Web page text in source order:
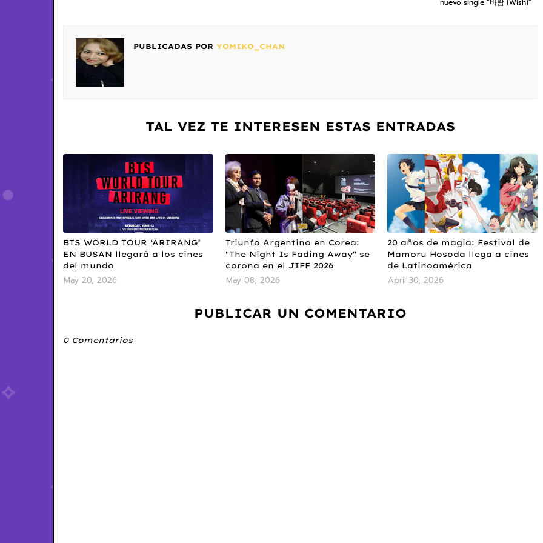
nuevo single “바람 (Wish)”
PUBLICADAS POR YOMIKO_CHAN
TAL VEZ TE INTERESEN ESTAS ENTRADAS
BTS WORLD TOUR ‘ARIRANG’
EN BUSAN llegará a los cines
del mundo
May 20, 2026
Triunfo Argentino en Corea:
"The Night Is Fading Away" se
corona en el JIFF 2026
May 08, 2026
20 años de magia: Festival de
Mamoru Hosoda llega a cines
de Latinoamérica
April 30, 2026
PUBLICAR UN COMENTARIO
0 Comentarios